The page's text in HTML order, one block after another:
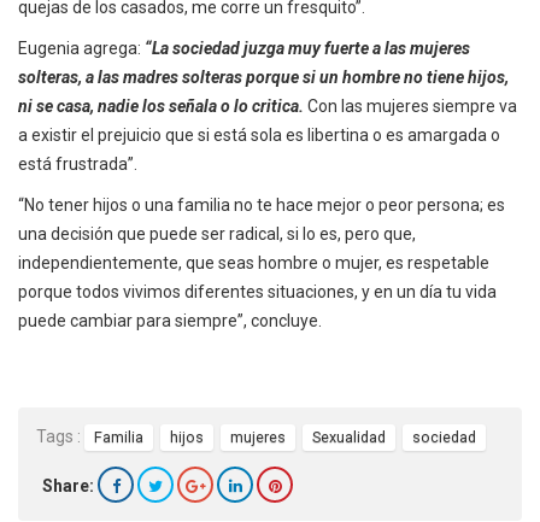
quejas de los casados, me corre un fresquito”.
Eugenia agrega: “La sociedad juzga muy fuerte a las mujeres
solteras, a las madres solteras porque si un hombre no tiene hijos,
ni se casa, nadie los señala o lo critica. Con las mujeres siempre va
a existir el prejuicio que si está sola es libertina o es amargada o
está frustrada”.
“No tener hijos o una familia no te hace mejor o peor persona; es
una decisión que puede ser radical, si lo es, pero que,
independientemente, que seas hombre o mujer, es respetable
porque todos vivimos diferentes situaciones, y en un día tu vida
puede cambiar para siempre”, concluye.
Tags : Familia hijos mujeres Sexualidad sociedad
Share: